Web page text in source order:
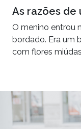
As razões
O menino entrou
bordado. Era um
com flores